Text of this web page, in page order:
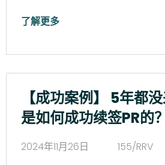
了解更多
【成功案例】 5年都没
是如何成功续签PR的？
2024年11月26日
155/RRV